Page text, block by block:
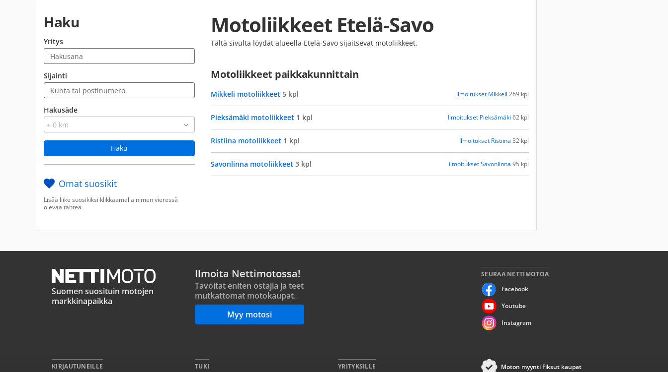
Haku
Yritys
Sijainti
Hakusäde
Haku
Omat suosikit
Lisää liike suosikiksi klikkaamalla nimen vieressä
olevaa tähteä
Motoliikkeet Etelä-Savo
Tältä sivulta löydät alueella Etelä-Savo sijaitsevat motoliikkeet.
Motoliikkeet paikkakunnittain
Mikkeli motoliikkeet 5 kpl Ilmoitukset Mikkeli 269 kpl
Pieksämäki motoliikkeet 1 kpl Ilmoitukset Pieksämäki 62 kpl
Ristiina motoliikkeet 1 kpl Ilmoitukset Ristiina 32 kpl
Savonlinna motoliikkeet 3 kpl Ilmoitukset Savonlinna 95 kpl
Suomen suosituin motojen
markkinapaikka
Ilmoita Nettimotossa!
Tavoitat eniten ostajia ja teet
mutkattomat motokaupat.
Myy motosi
SEURAA NETTIMOTOA
Facebook
Youtube
Instagram
KIRJAUTUNEILLE TUKI YRITYKSILLE
Moton myynti Fiksut kaupat